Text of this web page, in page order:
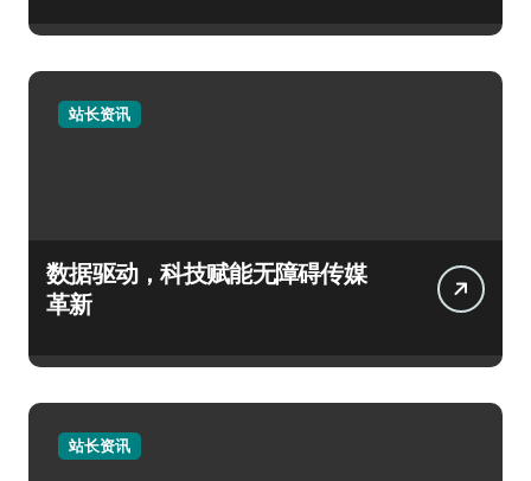
站长资讯
数据驱动，科技赋能无障碍传媒
革新
站长资讯